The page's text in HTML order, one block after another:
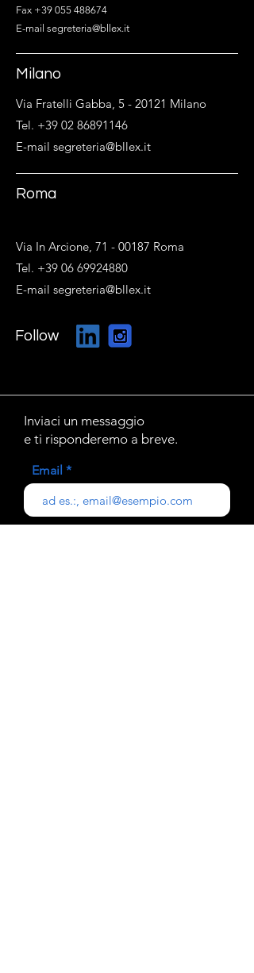
Fax +39 055 488674
E-mail segreteria@bllex.it
Milano
Via Fratelli Gabba, 5 - 20121 Milano
Tel. +39 02 86891146
E-mail segreteria@bllex.it
Roma
Via In Arcione, 71 - 00187 Roma
Tel. +39 06 69924880
E-mail segreteria@bllex.it
Follow
Inviaci un messaggio
e ti risponderemo a breve.
Email